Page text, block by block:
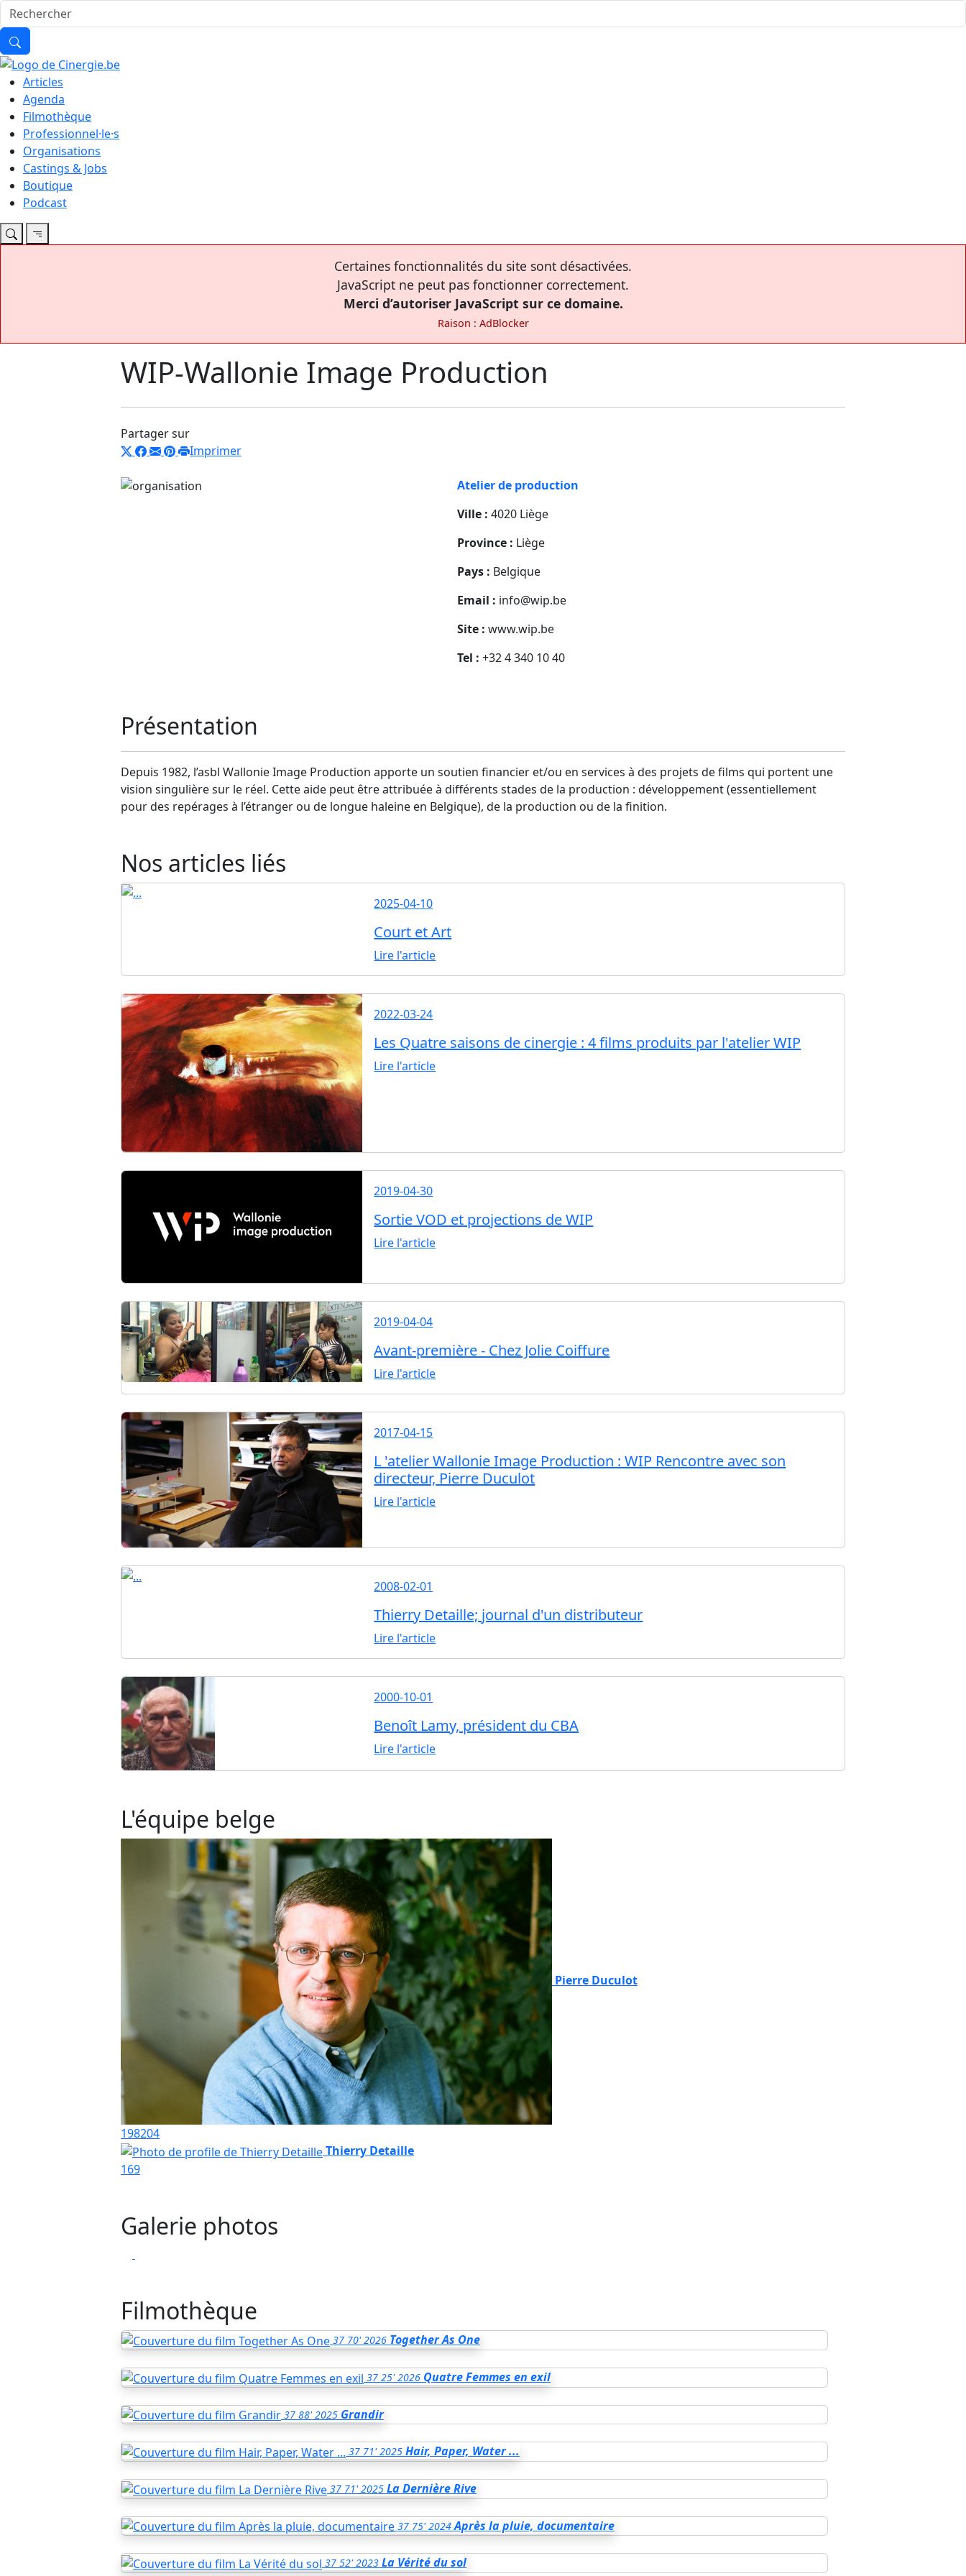
Articles
Agenda
Filmothèque
Professionnel·le·s
Organisations
Castings & Jobs
Boutique
Podcast
Certaines fonctionnalités du site sont désactivées.
JavaScript ne peut pas fonctionner correctement.
Merci d’autoriser JavaScript sur ce domaine.
Raison : AdBlocker
WIP-Wallonie Image Production
Partager sur
Imprimer
Atelier de production
Ville : 4020 Liège
Province : Liège
Pays : Belgique
Email : info@wip.be
Site : www.wip.be
Tel : +32 4 340 10 40
Présentation
Depuis 1982, l’asbl Wallonie Image Production apporte un soutien financier et/ou en services à des projets de films qui portent une
vision singulière sur le réel. Cette aide peut être attribuée à différents stades de la production : développement (essentiellement
pour des repérages à l’étranger ou de longue haleine en Belgique), de la production ou de la finition.
Nos articles liés
2025-04-10
Court et Art
Lire l'article
2022-03-24
Les Quatre saisons de cinergie : 4 films produits par l'atelier WIP
Lire l'article
2019-04-30
Sortie VOD et projections de WIP
Lire l'article
2019-04-04
Avant-première - Chez Jolie Coiffure
Lire l'article
2017-04-15
L 'atelier Wallonie Image Production : WIP Rencontre avec son
directeur, Pierre Duculot
Lire l'article
2008-02-01
Thierry Detaille; journal d'un distributeur
Lire l'article
2000-10-01
Benoît Lamy, président du CBA
Lire l'article
L'équipe belge
Pierre Duculot
198204
Thierry Detaille
169
Galerie photos
Filmothèque
37 70' 2026 Together As One
37 25' 2026 Quatre Femmes en exil
37 88' 2025 Grandir
37 71' 2025 Hair, Paper, Water ...
37 71' 2025 La Dernière Rive
37 75' 2024 Après la pluie, documentaire
37 52' 2023 La Vérité du sol